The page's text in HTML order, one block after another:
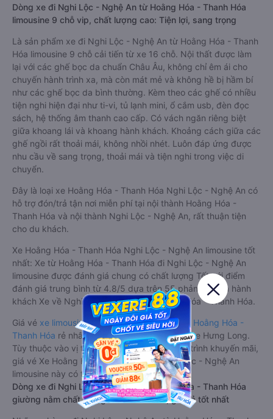
Dòng xe đi Nghi Lộc - Nghệ An từ Hoằng Hóa - Thanh Hóa
limousine 9 chỗ vip, chất lượng cao: Tiện lợi, sang trọng
Là sản phẩm xe đi Nghi Lộc - Nghệ An từ Hoằng Hóa - Thanh
Hóa limousine 9 chỗ cải tiến từ xe 16 chỗ. Nội thất được làm
lại với các ghế bọc da chuẩn Châu Âu, không chỉ êm ái cho
chuyến hành trình xa, mà còn mát mẻ và không hề bị hầm bí
như các ghế bọc da bình thường. Kèm theo các ghế có nhiều
tiện nghi hiện đại như ti-vi, tủ lạnh mini, ổ cắm usb, đèn đọc
sách, hệ thống âm thanh cao cấp. Có vách ngăn riêng biệt
giữa khoang lái và khoang hành khách. Khoảng cách giữa các
ghế ngồi rất thoải mái, không nhồi nhét. Luôn đáp ứng được
nhu cầu về sang trọng, thoải mái và tiện nghi trong việc di
chuyển.
Đây là loại xe Hoằng Hóa - Thanh Hóa Nghi Lộc - Nghệ An có
hỗ trợ đón/trả tận nơi miễn phí tại nội thành Hoằng Hóa -
Thanh Hóa và nội thành Nghi Lộc - Nghệ An, rất thuận tiện
cho du khách.
Xe Hoằng Hóa - Thanh Hóa Nghi Lộc - Nghệ An limousine tốt
nhất: Xe từ Hoằng Hóa - Thanh Hóa đi Nghi Lộc - Nghệ An
limousine được đánh giá chung có chất lượng Tốt với điểm
đánh giá trung bình từ 4.8/5 dựa trên 55 phản hồi của hành
khách Xe về Nghi Lộc - Nghệ An từ Hoằng Hóa - Thanh Hóa.
Giá vé xe limousine đi Nghi Lộc - Nghệ An từ Hoằng Hóa -
Thanh Hóa rẻ nhất là 350000VND của hãng xe Hưng Long.
Tùy thuộc vào vị trí ngồi của bạn và chương trình khuyến mãi,
giá vé Xe Hoằng Hóa - Thanh Hóa đi Nghi Lộc - Nghệ An
limousine này có thể sẽ rẻ hơn
Dòng xe đi Nghi Lộc - Nghệ An từ Hoằng Hóa - Thanh Hóa
giường nằm chất lượng cao: Thoải mái, giá cả tốt nhất